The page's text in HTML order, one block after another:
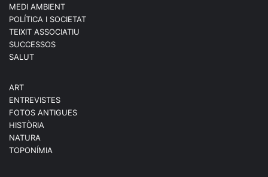
MEDI AMBIENT
POLÍTICA I SOCIETAT
TEIXIT ASSOCIATIU
SUCCESSOS
SALUT
ART
ENTREVISTES
FOTOS ANTIGUES
HISTÒRIA
NATURA
TOPONÍMIA